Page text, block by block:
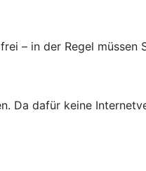
– in der Regel müssen
Da dafür keine